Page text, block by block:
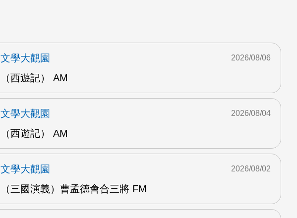
文學大觀園
（西遊記） AM
2026/08/06
文學大觀園
（西遊記） AM
2026/08/04
文學大觀園
（三國演義）曹孟德會合三將 FM
2026/08/02